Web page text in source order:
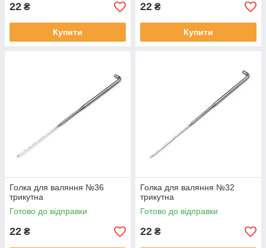
22 ₴
Купити
22 ₴
Купити
Голка для валяння №36
трикутна
Готово до відправки
22 ₴
Голка для валяння №32
трикутна
Готово до відправки
22 ₴